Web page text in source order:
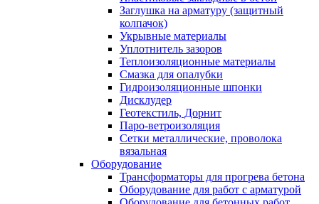
Заглушка на арматуру (защитный
колпачок)
Укрывные материалы
Уплотнитель зазоров
Теплоизоляционные материалы
Смазка для опалубки
Гидроизоляционные шпонки
Дисклудер
Геотекстиль, Дорнит
Паро-ветроизоляция
Сетки металлические, проволока
вязальная
Оборудование
Трансформаторы для прогрева бетона
Оборудование для работ с арматурой